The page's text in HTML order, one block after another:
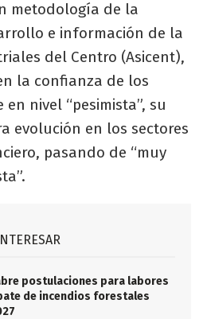
metodología de la
e información de la
del Centro (Asicent),
la confianza de los
nivel “pesimista”, su
evolución en los sectores
pasando de “muy
postulaciones para labores
de incendios forestales